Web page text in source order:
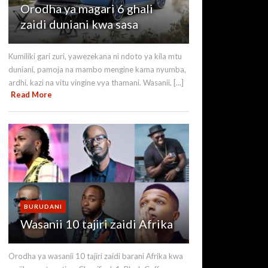
Orodha ya magari 6 ghali
zaidi duniani kwa sasa
Kumiliki gari zuri, yawezekana ni ndoto ya kila mtu
duniani, pamoja na mambo mengine kama nyumba,
ardhi, kazi na vitu vingine vya thamani. Wasanii, [...]
Read More
BURUDANI
Wasanii 10 tajiri zaidi Afrika
Orodha ya wasanii 10 tajiri zaidi barani Afrika kwa